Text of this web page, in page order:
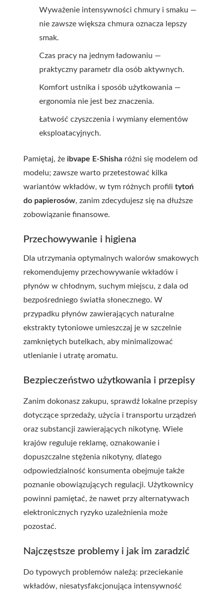
Wyważenie intensywności chmury i smaku —
nie zawsze większa chmura oznacza lepszy
smak.
Czas pracy na jednym ładowaniu —
praktyczny parametr dla osób aktywnych.
Komfort ustnika i sposób użytkowania —
ergonomia nie jest bez znaczenia.
Łatwość czyszczenia i wymiany elementów
eksploatacyjnych.
Pamiętaj, że ibvape E-Shisha różni się modelem od
modelu; zawsze warto przetestować kilka
wariantów wkładów, w tym różnych profili tytoń
do papierosów, zanim zdecydujesz się na dłuższe
zobowiązanie finansowe.
Przechowywanie i higiena
Dla utrzymania optymalnych walorów smakowych
rekomendujemy przechowywanie wkładów i
płynów w chłodnym, suchym miejscu, z dala od
bezpośredniego światła słonecznego. W
przypadku płynów zawierających naturalne
ekstrakty tytoniowe umieszczaj je w szczelnie
zamkniętych butelkach, aby minimalizować
utlenianie i utratę aromatu.
Bezpieczeństwo użytkowania i przepisy
Zanim dokonasz zakupu, sprawdź lokalne przepisy
dotyczące sprzedaży, użycia i transportu urządzeń
oraz substancji zawierających nikotynę. Wiele
krajów reguluje reklamę, oznakowanie i
dopuszczalne stężenia nikotyny, dlatego
odpowiedzialność konsumenta obejmuje także
poznanie obowiązujących regulacji. Użytkownicy
powinni pamiętać, że nawet przy alternatywach
elektronicznych ryzyko uzależnienia może
pozostać.
Najczęstsze problemy i jak im zaradzić
Do typowych problemów należą: przeciekanie
wkładów, niesatysfakcjonująca intensywność